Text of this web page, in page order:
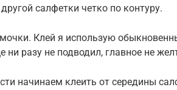
салфетки четко по контуру.
Клей я использую
разу не подводил, главное не
начинаем клеить от середины